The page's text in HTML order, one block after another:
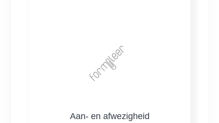
Aan- en afwezigheid